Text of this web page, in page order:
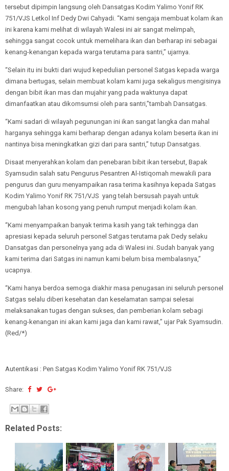
tersebut dipimpin langsung oleh Dansatgas Kodim Yalimo Yonif RK
751/VJS Letkol Inf Dedy Dwi Cahyadi. “Kami sengaja membuat kolam ikan
ini karena kami melihat di wilayah Walesi ini air sangat melimpah,
sehingga sangat cocok untuk memelihara ikan dan berharap ini sebagai
kenang-kenangan kepada warga terutama para santri,” ujarnya.
“Selain itu ini bukti dari wujud kepedulian personel Satgas kepada warga
dimana bertugas, selain membuat kolam kami juga sekaligus mengisinya
dengan bibit ikan mas dan mujahir yang pada waktunya dapat
dimanfaatkan atau dikomsumsi oleh para santri,”tambah Dansatgas.
“Kami sadari di wilayah pegunungan ini ikan sangat langka dan mahal
harganya sehingga kami berharap dengan adanya kolam beserta ikan ini
nantinya bisa meningkatkan gizi dari para santri,” tutup Dansatgas.
Disaat menyerahkan kolam dan penebaran bibit ikan tersebut, Bapak
Syamsudin salah satu Pengurus Pesantren Al-Istiqomah mewakili para
pengurus dan guru menyampaikan rasa terima kasihnya kepada Satgas
Kodim Yalimo Yonif RK 751/VJS yang telah bersusah payah untuk
mengubah lahan kosong yang penuh rumput menjadi kolam ikan.
“Kami menyampaikan banyak terima kasih yang tak terhingga dan
apresiasi kepada seluruh personel Satgas terutama pak Dedy selaku
Dansatgas dan personelnya yang ada di Walesi ini. Sudah banyak yang
kami terima dari Satgas ini namun kami belum bisa membalasnya,”
ucapnya.
“Kami hanya berdoa semoga diakhir masa penugasan ini seluruh personel
Satgas selalu diberi kesehatan dan keselamatan sampai selesai
melaksanakan tugas dengan sukses, dan pemberian kolam sebagi
kenang-kenangan ini akan kami jaga dan kami rawat,” ujar Pak Syamsudin.
(Red/*)
Autentikasi : Pen Satgas Kodim Yalimo Yonif RK 751/VJS
Share:
Related Posts: